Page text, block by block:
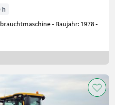
h
- Baujahr: 1978 -